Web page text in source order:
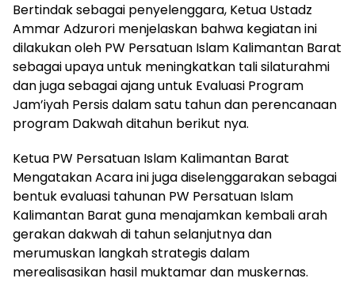
Bertindak sebagai penyelenggara, Ketua Ustadz
Ammar Adzurori menjelaskan bahwa kegiatan ini
dilakukan oleh PW Persatuan Islam Kalimantan Barat
sebagai upaya untuk meningkatkan tali silaturahmi
dan juga sebagai ajang untuk Evaluasi Program
Jam’iyah Persis dalam satu tahun dan perencanaan
program Dakwah ditahun berikut nya.
Ketua PW Persatuan Islam Kalimantan Barat
Mengatakan Acara ini juga diselenggarakan sebagai
bentuk evaluasi tahunan PW Persatuan Islam
Kalimantan Barat guna menajamkan kembali arah
gerakan dakwah di tahun selanjutnya dan
merumuskan langkah strategis dalam
merealisasikan hasil muktamar dan muskernas.